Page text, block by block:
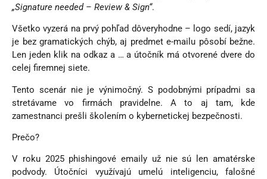
„Signature needed – Review & Sign“.
Všetko vyzerá na prvý pohľad dôveryhodne – logo sedí, jazyk
je bez gramatických chýb, aj predmet e-mailu pôsobí bežne.
Len jeden klik na odkaz a … a útočník má otvorené dvere do
celej firemnej siete.
Tento scenár nie je výnimočný. S podobnými prípadmi sa
stretávame vo firmách pravidelne. A to aj tam, kde
zamestnanci prešli školením o kybernetickej bezpečnosti.
Prečo?
V roku 2025 phishingové emaily už nie sú len amatérske
podvody. Útočníci využívajú umelú inteligenciu, falošné